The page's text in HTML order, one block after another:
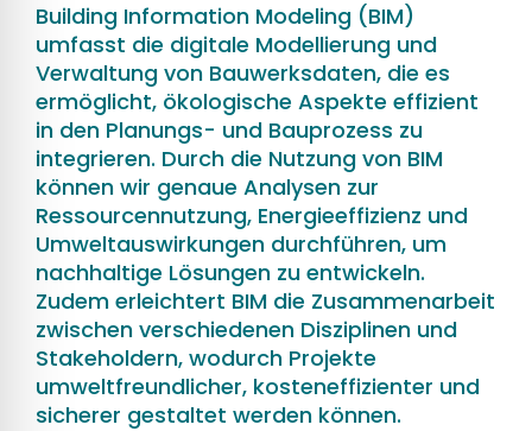
Building Information Modeling (BIM)
umfasst die digitale Modellierung und
Verwaltung von Bauwerksdaten, die es
ermöglicht, ökologische Aspekte effizient
in den Planungs- und Bauprozess zu
integrieren. Durch die Nutzung von BIM
können wir genaue Analysen zur
Ressourcennutzung, Energieeffizienz und
Umweltauswirkungen durchführen, um
nachhaltige Lösungen zu entwickeln.
Zudem erleichtert BIM die Zusammenarbeit
zwischen verschiedenen Disziplinen und
Stakeholdern, wodurch Projekte
umweltfreundlicher, kosteneffizienter und
sicherer gestaltet werden können.